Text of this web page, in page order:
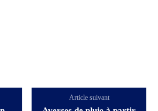
Article suivant